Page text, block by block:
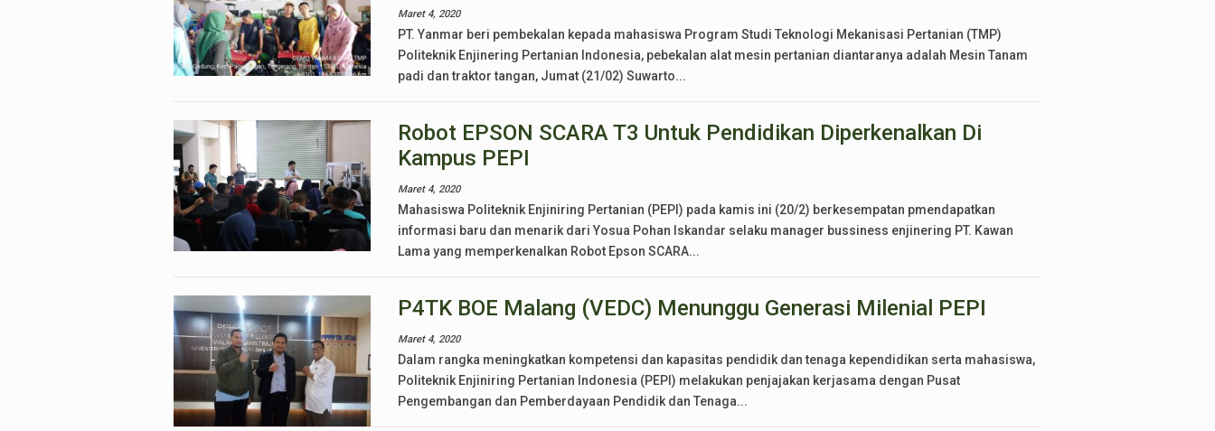
Maret 4, 2020
PT. Yanmar beri pembekalan kepada mahasiswa Program Studi Teknologi Mekanisasi Pertanian (TMP)
Politeknik Enjinering Pertanian Indonesia, pebekalan alat mesin pertanian diantaranya adalah Mesin Tanam
padi dan traktor tangan, Jumat (21/02) Suwarto...
Robot EPSON SCARA T3 Untuk Pendidikan Diperkenalkan Di
Kampus PEPI
Maret 4, 2020
Mahasiswa Politeknik Enjiniring Pertanian (PEPI) pada kamis ini (20/2) berkesempatan pmendapatkan
informasi baru dan menarik dari Yosua Pohan Iskandar selaku manager bussiness enjinering PT. Kawan
Lama yang memperkenalkan Robot Epson SCARA...
P4TK BOE Malang (VEDC) Menunggu Generasi Milenial PEPI
Maret 4, 2020
Dalam rangka meningkatkan kompetensi dan kapasitas pendidik dan tenaga kependidikan serta mahasiswa,
Politeknik Enjiniring Pertanian Indonesia (PEPI) melakukan penjajakan kerjasama dengan Pusat
Pengembangan dan Pemberdayaan Pendidik dan Tenaga...